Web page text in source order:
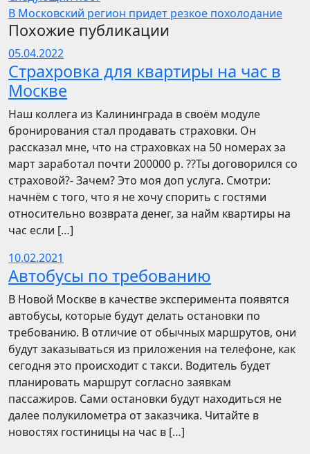
В Московский регион придет резкое похолодание
Похожие публикации
05.04.2022
Страхровка для квартиры на час в
Москве
Наш коллега из Калининграда в своём модуле
бронирования стал продавать страховки. Он
рассказал мне, что на страховках на 50 номерах за
март заработал почти 200000 р. ??Ты договорился со
страховой?- Зачем? Это моя доп услуга. Смотри:
начнём с того, что я не хочу спорить с гостями
относительно возврата денег, за найм квартиры на
час если […]
10.02.2021
Автобусы по требованию
В Новой Москве в качестве эксперимента появятся
автобусы, которые будут делать остановки по
требованию. В отличие от обычных маршрутов, они
будут заказываться из приложения на телефоне, как
сегодня это происходит с такси. Водитель будет
планировать маршрут согласно заявкам
пассажиров. Сами остановки будут находиться не
далее полукилометра от заказчика. Читайте в
новостях гостиницы на час в […]